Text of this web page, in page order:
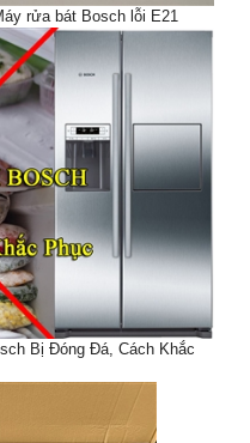
rửa bát Bosch lỗi E21
Bị Đóng Đá, Cách Khắc